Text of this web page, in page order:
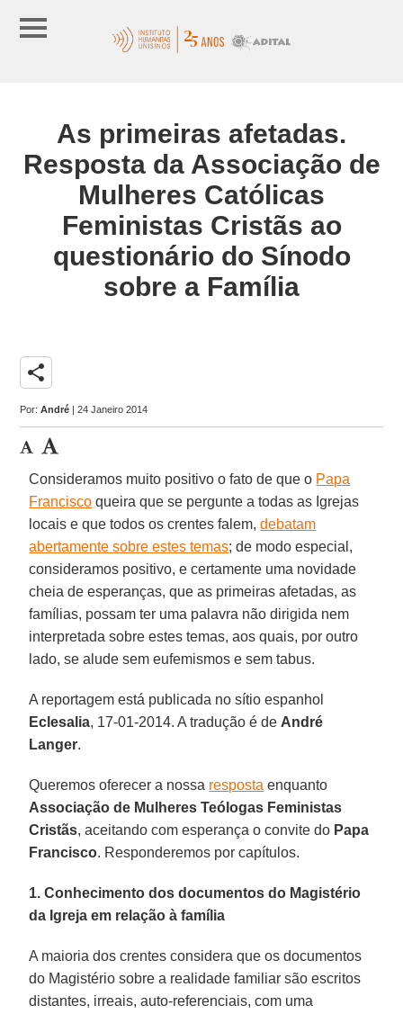
As primeiras afetadas.
Resposta da Associação de
Mulheres Católicas
Feministas Cristãs ao
questionário do Sínodo
sobre a Família
share
Por:André | 24 Janeiro 2014
Consideramos muito positivo o fato de que o Papa
Francisco queira que se pergunte a todas as Igrejas
locais e que todos os crentes falem,debatam
abertamente sobre estes temas; de modo especial,
consideramos positivo, e certamente uma novidade
cheia de esperanças, que as primeiras afetadas, as
famílias, possam ter uma palavra não dirigida nem
interpretada sobre estes temas, aos quais, por outro
lado, se alude sem eufemismos e sem tabus.
A reportagem está publicada no sítio espanhol
Eclesalia, 17-01-2014. A tradução é de André
Langer.
Queremos oferecer a nossa resposta enquanto
Associação de Mulheres Teólogas Feministas
Cristãs, aceitando com esperança o convite do Papa
Francisco. Responderemos por capítulos.
1. Conhecimento dos documentos do Magistério
da Igreja em relação à família
A maioria dos crentes considera que os documentos
do Magistério sobre a realidade familiar são escritos
distantes, irreais, auto-referenciais, com uma